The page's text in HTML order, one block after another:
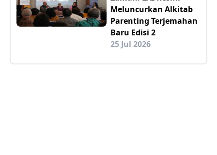
Meluncurkan Alkitab
Parenting Terjemahan
Baru Edisi 2
25 Jul 2026